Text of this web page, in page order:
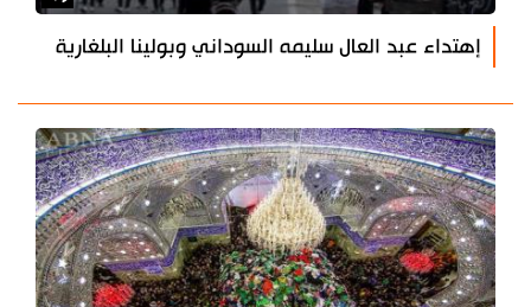
إهتداء عبد العال سليمه السوداني وبولينا البلغارية